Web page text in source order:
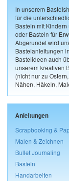
In unserem
für die
Basteln mit
oder Basteln für
Abgerundet wird
Bastelanleitungen
Bastelideen auch
unserem kreativen
(nicht nur zu
Nähen, Häkeln,
Anleitungen
Scrapbooking &
Malen & Zeichnen
Bullet Journaling
Basteln
Handarbeiten